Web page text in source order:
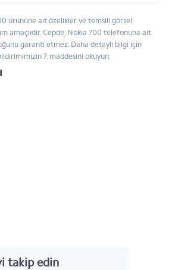
ürününe ait özelikler ve temsili görsel
amaçlıdır. Cepde, Nokia 700 telefonuna ait
garanti etmez. Daha detaylı bilgi için
7. maddesini okuyun.
takip edin